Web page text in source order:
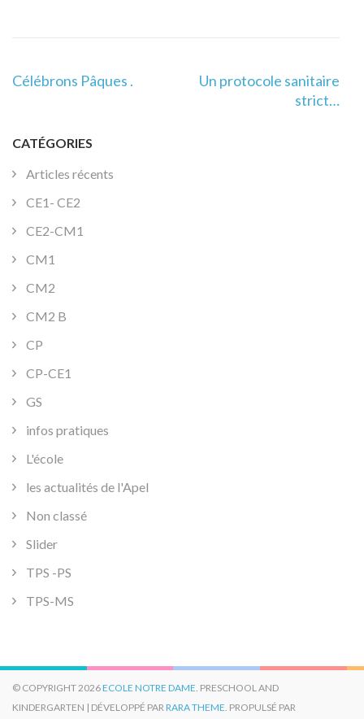
Navigation
Célébrons Pâques .
Un protocole sanitaire
strict…
CATÉGORIES
Articles récents
CE1- CE2
CE2-CM1
CM1
CM2
CM2 B
CP
CP-CE1
GS
infos pratiques
L'école
les actualités de l'Apel
Non classé
Slider
TPS -PS
TPS-MS
© COPYRIGHT 2026ECOLE NOTRE DAME . PRESCHOOL AND
KINDERGARTEN | DÉVELOPPÉ PAR RARA THEME . PROPULSÉ PAR